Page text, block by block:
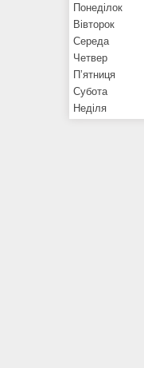
Понеділок
Вівторок
Середа
Четвер
Пʼятниця
Субота
Неділя